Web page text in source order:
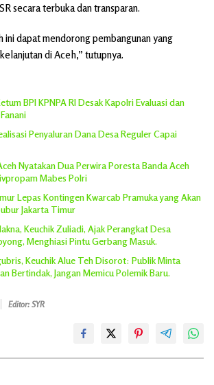
secara terbuka dan transparan.
ini dapat mendorong pembangunan yang
di Aceh,” tutupnya.
BPI KPNPA RI Desak Kapolri Evaluasi dan
Penyaluran Dana Desa Reguler Capai
Nyatakan Dua Perwira Poresta Banda Aceh
Mabes Polri
Lepas Kontingen Kwarcab Pramuka yang Akan
Jakarta Timur
Keuchik Zuliadi, Ajak Perangkat Desa
Menghiasi Pintu Gerbang Masuk.
Keuchik Alue Teh Disorot: Publik Minta
Bertindak, Jangan Memicu Polemik Baru.
Editor: SYR